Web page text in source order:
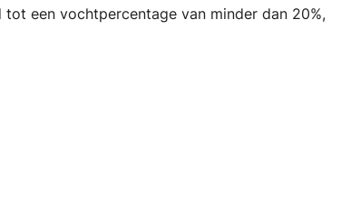
een vochtpercentage van minder dan 20%,